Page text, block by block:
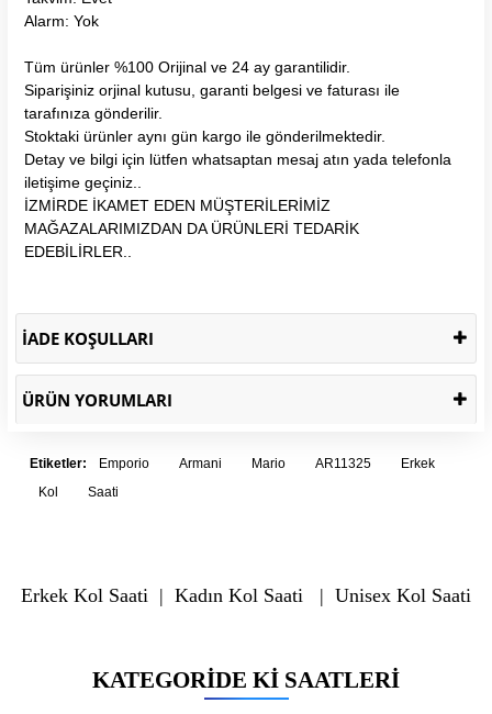
Alarm: Yok
Tüm ürünler %100 Orijinal ve 24 ay garantilidir.
Siparişiniz orjinal kutusu, garanti belgesi ve faturası ile
tarafınıza gönderilir.
Stoktaki ürünler aynı gün kargo ile gönderilmektedir.
Detay ve bilgi için lütfen whatsaptan mesaj atın yada telefonla
iletişime geçiniz..
İZMİRDE İKAMET EDEN MÜŞTERİLERİMİZ
MAĞAZALARIMIZDAN DA ÜRÜNLERİ TEDARİK
EDEBİLİRLER..
İADE KOŞULLARI
ÜRÜN YORUMLARI
Etiketler: Emporio Armani Mario AR11325
Erkek
Kol
Saati
Erkek Kol Saati | Kadın Kol Saati | Unisex Kol Saati
KATEGORIDE KI SAATLERI